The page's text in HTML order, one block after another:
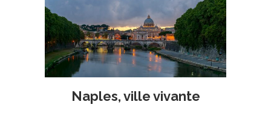
Naples, ville vivante